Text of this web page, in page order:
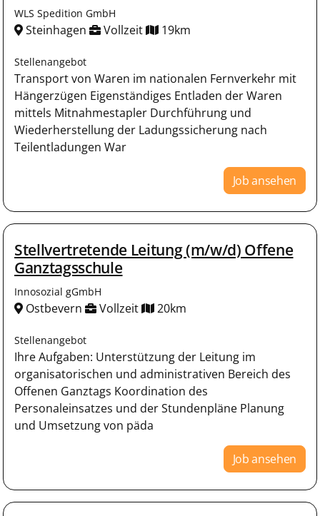
WLS Spedition GmbH
Steinhagen Vollzeit 19km
Stellenangebot
Transport von Waren im nationalen Fernverkehr mit
Hängerzügen Eigenständiges Entladen der Waren
mittels Mitnahmestapler Durchführung und
Wiederherstellung der Ladungssicherung nach
Teilentladungen War
Job ansehen
Stellvertretende Leitung (m/w/d) Offene
Ganztagsschule
Innosozial gGmbH
Ostbevern Vollzeit 20km
Stellenangebot
Ihre Aufgaben: Unterstützung der Leitung im
organisatorischen und administrativen Bereich des
Offenen Ganztags Koordination des
Personaleinsatzes und der Stundenpläne Planung
und Umsetzung von päda
Job ansehen